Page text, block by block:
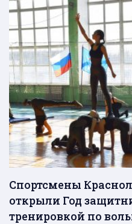
Спортсмены
открыли Год
тренировкой по